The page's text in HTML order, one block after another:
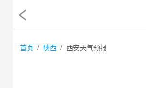
首页 陕西 西安天气预报